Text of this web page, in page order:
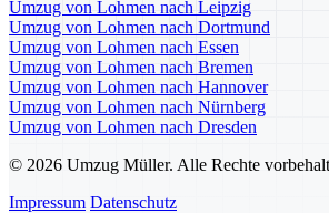
Umzug von Lohmen nach Leipzig
Umzug von Lohmen nach Dortmund
Umzug von Lohmen nach Essen
Umzug von Lohmen nach Bremen
Umzug von Lohmen nach Hannover
Umzug von Lohmen nach Nürnberg
Umzug von Lohmen nach Dresden
© 2026 Umzug Müller. Alle Rechte
Impressum Datenschutz